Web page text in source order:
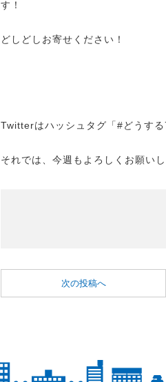
す！
どしどしお寄せください！
Twitterはハッシュタグ「#どうす
それでは、今週もよろしくお願いし
次の投稿へ